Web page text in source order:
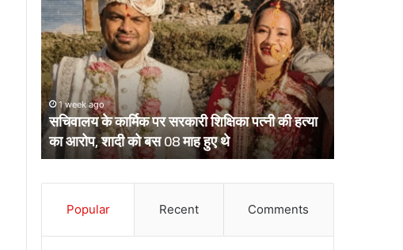
के
कार्मिक
पर
सरकारी
शिक्षिका
पत्नी
की
हत्या
का
आरोप,
माह
1 week ago
सचिवालय के कार्मिक पर सरकारी शिक्षिका पत्नी की हत्या
का आरोप, शादी को बस 08 माह हुए थे
के
दो
आईपीएस
पहुंचे
हाईकोर्ट,
आईजी
भेजे
Popular Recent Comments